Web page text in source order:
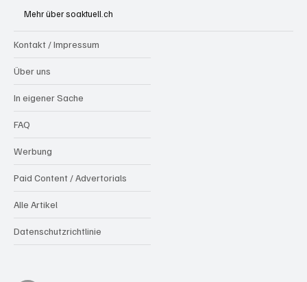
Mehr über soaktuell.ch
Kontakt / Impressum
Über uns
In eigener Sache
FAQ
Werbung
Paid Content / Advertorials
Alle Artikel
Datenschutzrichtlinie